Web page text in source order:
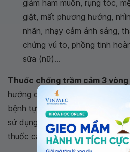
giảm ham muốn, rụng tóc,
giật, mất phương hướng,
nhãn, nhạy cảm ánh sáng,
chứng vú to, phồng tinh
sữa (nữ)...
Thuốc chống trầm cảm 3 vòng
hướng dẫn của bác sĩ mới có
bệnh tự ý mua thuốc hoặc tăng/
sử dụng đột ngột có thể dẫn
thuốc cấp tính, biến chuyển